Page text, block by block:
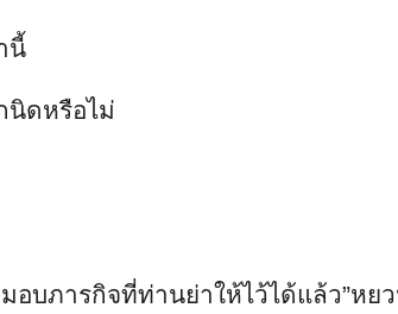
อบภารกิจที่ท่านย่าให้ไว้ได้แล้ว”หย